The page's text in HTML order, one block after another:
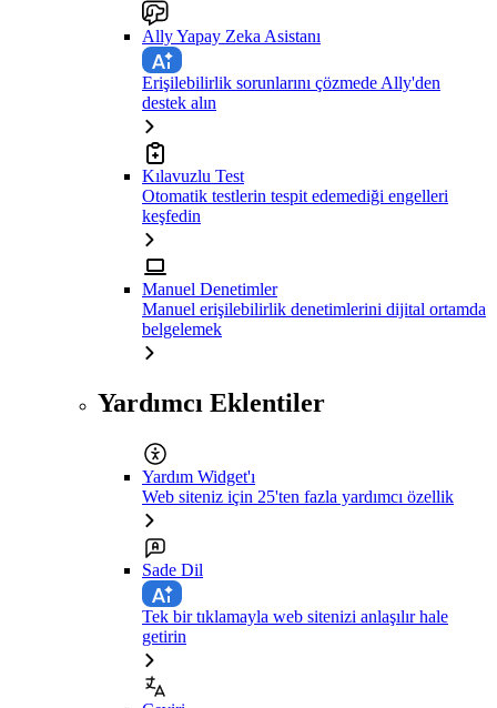
Ally Yapay Zeka Asistanı
Erişilebilirlik sorunlarını çözmede Ally'den
destek alın
Kılavuzlu Test
Otomatik testlerin tespit edemediği engelleri
keşfedin
Manuel Denetimler
Manuel erişilebilirlik denetimlerini dijital ortamda
belgelemek
Yardımcı Eklentiler
Yardım Widget'ı
Web siteniz için 25'ten fazla yardımcı özellik
Sade Dil
Tek bir tıklamayla web sitenizi anlaşılır hale
getirin